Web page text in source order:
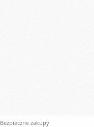
Bezpieczne zakupy